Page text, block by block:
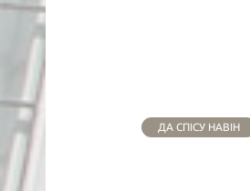
ДА СПІСУ НАВІН